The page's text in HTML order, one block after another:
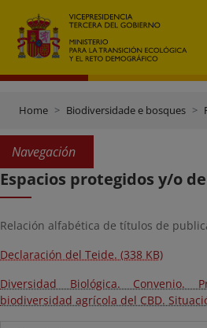
Home Biodiversidade e bosques
Navegación
Espacios protegidos y/o
Relación alfabética de títulos de
Declaración del Teide. (338 KB)
Diversidad Biológica. Convenio.
biodiversidad agrícola del CBD.